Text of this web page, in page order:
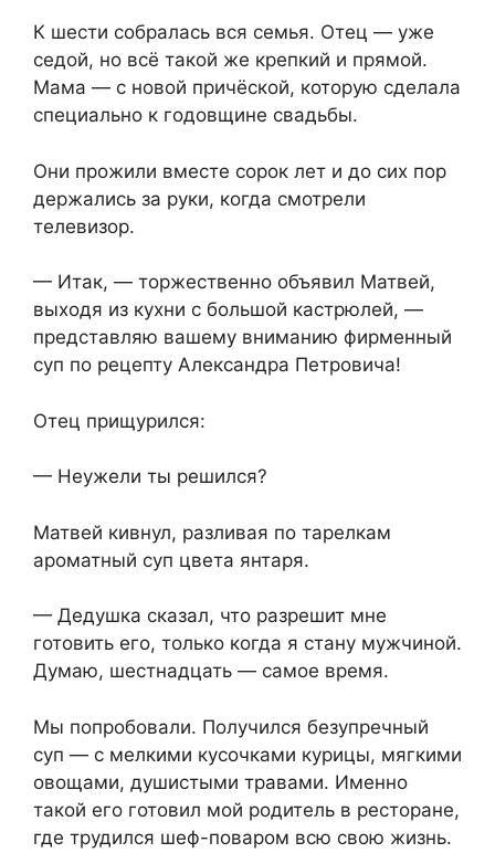
К шести собралась вся семья. Отец — уже
седой, но всё такой же крепкий и прямой.
Мама — с новой причёской, которую сделала
специально к годовщине свадьбы.
Они прожили вместе сорок лет и до сих пор
держались за руки, когда смотрели
телевизор.
— Итак, — торжественно объявил Матвей,
выходя из кухни с большой кастрюлей, —
представляю вашему вниманию фирменный
суп по рецепту Александра Петровича!
Отец прищурился:
— Неужели ты решился?
Матвей кивнул, разливая по тарелкам
ароматный суп цвета янтаря.
— Дедушка сказал, что разрешит мне
готовить его, только когда я стану мужчиной.
Думаю, шестнадцать — самое время.
Мы попробовали. Получился безупречный
суп — с мелкими кусочками курицы, мягкими
овощами, душистыми травами. Именно
такой его готовил мой родитель в ресторане,
где трудился шеф-поваром всю свою жизнь.